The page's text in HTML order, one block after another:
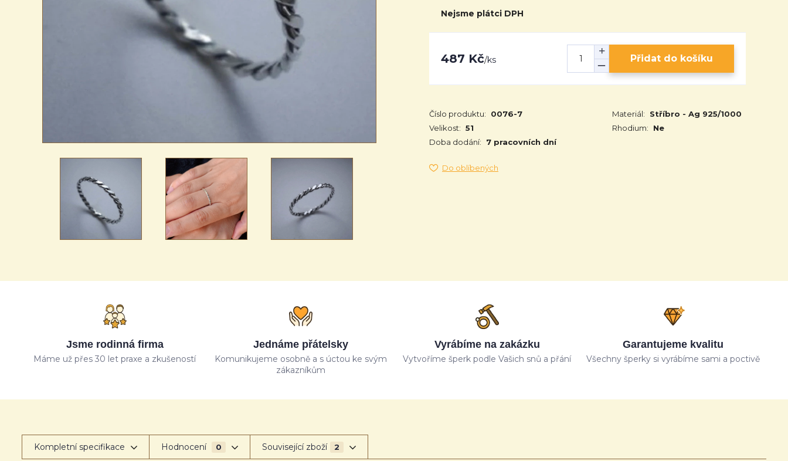
Nejsme plátci DPH
487 Kč/ks Přidat do košíku
Číslo produktu: 0076-7 Materiál:
Stříbro - Ag 925/1000
Velikost: 51 Rhodium:
Ne
Doba dodání:
7 pracovních dní
Do oblíbených
Jsme rodinná firma
Máme už přes 30 let praxe a zkušeností
Jednáme přátelsky
Komunikujeme osobně a s úctou ke svým
zákazníkům
Vyrábíme na zakázku
Vytvoříme šperk podle Vašich snů a přání
Garantujeme kvalitu
Všechny šperky si vyrábíme sami a poctivě
Kompletní specifikace Hodnocení 0 Související zboží 2